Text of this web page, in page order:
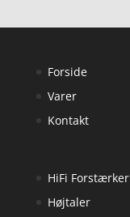
Forside
Varer
Kontakt
HiFi Forstærker
Højtaler